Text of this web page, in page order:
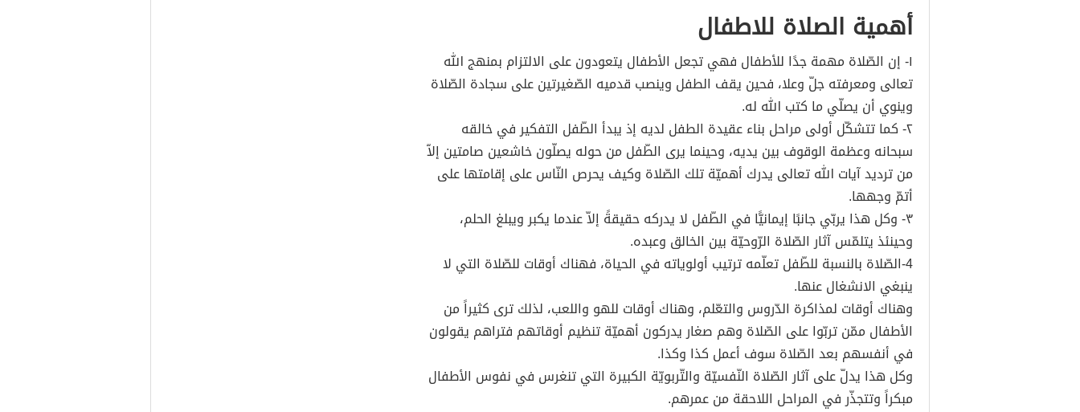
أهمية الصلاة للاطفال
١- إن الصّلاة مهمة جدًا للأطفال فهي تجعل الأطفال يتعودون على الالتزام بمنهج الله
تعالى ومعرفته جلّ وعلا، فحين يقف الطفل وينصب قدميه الصّغيرتين على سجادة الصّلاة
وينوي أن يصلّي ما كتب الله له.
٢- كما تتشكّل أولى مراحل بناء عقيدة الطفل لديه إذ يبدأ الطّفل التفكير في خالقه
سبحانه وعظمة الوقوف بين يديه، وحينما يرى الطّفل من حوله يصلّون خاشعين صامتين إلاّ
من ترديد آيات الله تعالى يدرك أهميّة تلك الصّلاة وكيف يحرص النّاس على إقامتها على
أتمّ وجهها.
٣- وكل هذا يربّي جانبًا إيمانيًّا في الطّفل لا يدركه حقيقةً إلاّ عندما يكبر ويبلغ الحلم،
وحينئذ يتلمّس آثار الصّلاة الرّوحيّة بين الخالق وعبده.
4-الصّلاة بالنسبة للطّفل تعلّمه ترتيب أولوياته في الحياة، فهناك أوقات للصّلاة التي لا
ينبغي الانشغال عنها.
وهناك أوقات لمذاكرة الدّروس والتعّلم، وهناك أوقات للهو واللعب، لذلك ترى كثيراً من
الأطفال ممّن تربّوا على الصّلاة وهم صغار يدركون أهميّة تنظيم أوقاتهم فتراهم يقولون
في أنفسهم بعد الصّلاة سوف أعمل كذا وكذا.
وكل هذا يدلّ على آثار الصّلاة النّفسيّة والتّربويّة الكبيرة التي تنغرس في نفوس الأطفال
مبكراً وتتجذّر في المراحل اللاحقة من عمرهم.